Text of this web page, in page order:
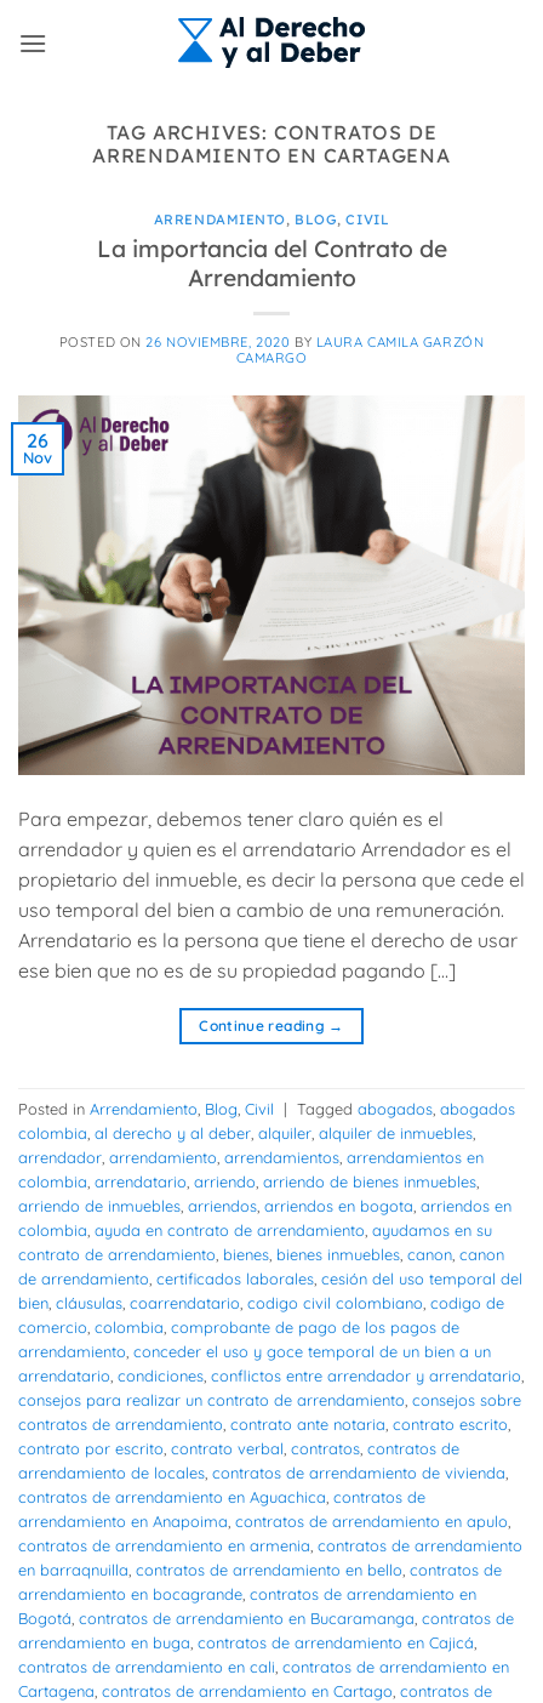
TAG ARCHIVES: CONTRATOS DE
ARRENDAMIENTO EN CARTAGENA
ARRENDAMIENTO, BLOG,CIVIL
La importancia del Contrato de
Arrendamiento
POSTED ON26 NOVIEMBRE, 2020 BY LAURA CAMILA GARZÓN
CAMARGO
26
Nov
Para empezar, debemos tener claro quién es el
arrendador y quien es el arrendatario Arrendador es el
propietario del inmueble, es decir la persona que cede el
uso temporal del bien a cambio de una remuneración.
Arrendatario es la persona que tiene el derecho de usar
ese bien que no es de su propiedad pagando […]
Continue reading →
Posted in Arrendamiento, Blog, Civil | Tagged abogados, abogados
colombia, al derecho y al deber, alquiler, alquiler de inmuebles,
arrendador, arrendamiento, arrendamientos, arrendamientos en
colombia, arrendatario, arriendo, arriendo de bienes inmuebles,
arriendo de inmuebles, arriendos, arriendos en bogota, arriendos en
colombia, ayuda en contrato de arrendamiento, ayudamos en su
contrato de arrendamiento, bienes, bienes inmuebles, canon, canon
de arrendamiento, certificados laborales, cesión del uso temporal del
bien, cláusulas, coarrendatario, codigo civil colombiano, codigo de
comercio, colombia, comprobante de pago de los pagos de
arrendamiento, conceder el uso y goce temporal de un bien a un
arrendatario, condiciones, conflictos entre arrendador y arrendatario,
consejos para realizar un contrato de arrendamiento, consejos sobre
contratos de arrendamiento, contrato ante notaria, contrato escrito,
contrato por escrito, contrato verbal, contratos, contratos de
arrendamiento de locales, contratos de arrendamiento de vivienda,
contratos de arrendamiento en Aguachica, contratos de
arrendamiento en Anapoima, contratos de arrendamiento en apulo,
contratos de arrendamiento en armenia, contratos de arrendamiento
en barraqnuilla, contratos de arrendamiento en bello, contratos de
arrendamiento en bocagrande, contratos de arrendamiento en
Bogotá, contratos de arrendamiento en Bucaramanga, contratos de
arrendamiento en buga, contratos de arrendamiento en Cajicá,
contratos de arrendamiento en cali, contratos de arrendamiento en
Cartagena, contratos de arrendamiento en Cartago, contratos de